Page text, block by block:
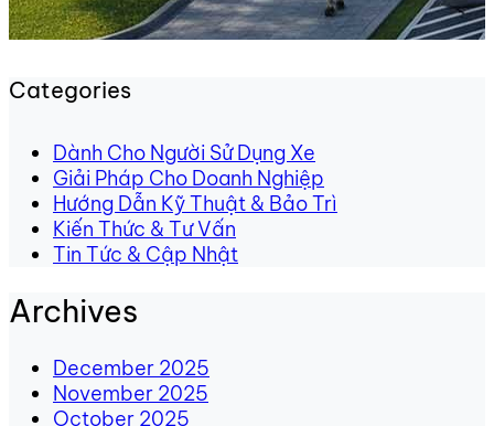
Categories
Dành Cho Người Sử Dụng Xe
Giải Pháp Cho Doanh Nghiệp
Hướng Dẫn Kỹ Thuật & Bảo Trì
Kiến Thức & Tư Vấn
Tin Tức & Cập Nhật
Archives
December 2025
November 2025
October 2025